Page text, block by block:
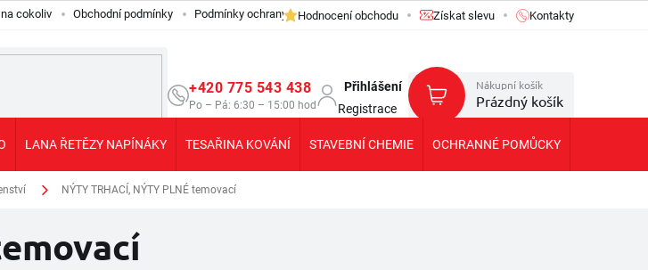
cokoliv Obchodní podmínky Podmínky ochrany osobních údajů GDPR
Hodnocení obchodu Získat slevu Kontakty
+420 775 543 438
Po – Pá: 6:30 – 15:00 hod
Přihlášení
Registrace
Nákupní košík
Prázdný košík
LANA ŘETĚZY NAPÍNÁKY TESAŘINA KOVÁNÍ STAVEBNÍ CHEMIE OCHRANNÉ POMŮCKY
NÝTY TRHACÍ, NÝTY PLNÉ temovací